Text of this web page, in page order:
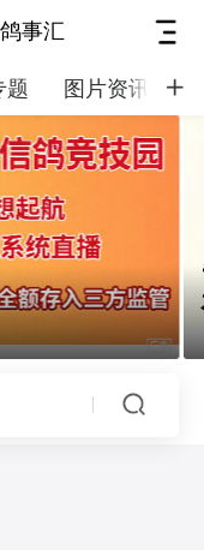
事汇
题 图片资讯